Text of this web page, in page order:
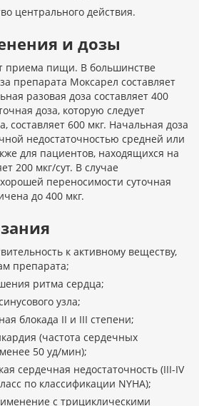
центрального действия.
и дозы
приема пищи. В большинстве
препарата Моксарел составляет
разовая доза составляет 400
доза, которую следует
составляет 600 мкг. Начальная доза
недостаточностью средней или
для пациентов, находящихся на
200 мкг/сут. В случае
переносимости суточная
до 400 мкг.
к активному веществу,
препарата;
ритма сердца;
узла;
блокада II и III степени;
(частота сердечных
50 уд/мин);
сердечная недостаточность (III-IV
по классификации NYHA);
с трициклическими